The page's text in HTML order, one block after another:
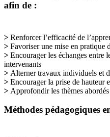
afin de :
> Renforcer l’efficacité de
> Favoriser une mise en pratique
> Encourager les échanges entre
intervenants
> Alterner travaux individuels et
> Encourager la prise de hauteur
> Approfondir les thèmes abordés
Méthodes pédagogiques